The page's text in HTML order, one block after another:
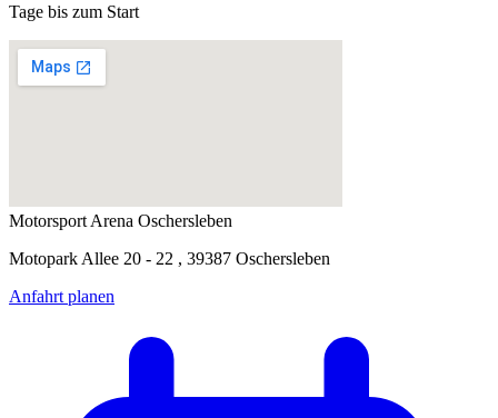
Tage bis zum Start
Motorsport Arena Oschersleben
Motopark Allee 20 - 22 , 39387 Oschersleben
Anfahrt planen